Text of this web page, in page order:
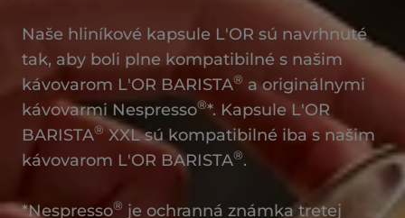
Naše hliníkové kapsule L'OR sú navrhnuté
tak, aby boli plne kompatibilné s našim
kávovarom L'OR BARISTA® a originálnymi
kávovarmi Nespresso®*. Kapsule L'OR
BARISTA® XXL sú kompatibilné iba s našim
kávovarom L'OR BARISTA®.
*Nespresso® je ochranná známka tretej